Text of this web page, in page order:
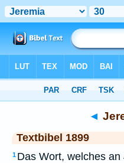
◄
Textbibel 1899
1 Das Wort, welches